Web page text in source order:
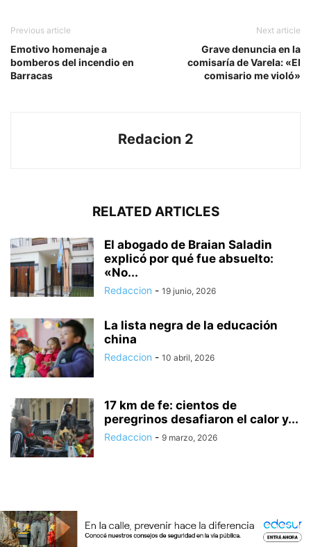
Previous article
Emotivo homenaje a
bomberos del incendio en
Barracas
Next article
Grave denuncia en la
comisaría de Varela: «El
comisario me violó»
Redacion 2
RELATED ARTICLES
El abogado de Braian Saladin
explicó por qué fue absuelto:
«No...
Redaccion - 19 junio, 2026
La lista negra de la educación
china
Redaccion - 10 abril, 2026
17 km de fe: cientos de
peregrinos desafiaron el calor y...
Redaccion - 9 marzo, 2026